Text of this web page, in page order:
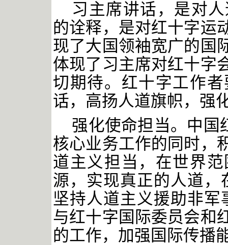
习主席讲话，是对
的诠释，是对红十字运
现了大国领袖宽广的国
体现了习主席对红十字
切期待。红十字工作
话，高扬人道旗帜，强
强化使命担当。中国
核心业务工作的同时，
道主义担当，在世界
源，实现真正的人道，
坚持人道主义援助非军
与红十字国际委员会和
的工作，加强国际传播